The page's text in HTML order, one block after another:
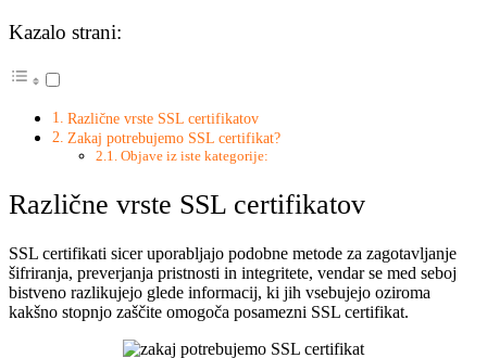
Kazalo strani:
Različne vrste SSL certifikatov
Zakaj potrebujemo SSL certifikat?
Objave iz iste kategorije:
Različne vrste SSL certifikatov
SSL certifikati sicer uporabljajo podobne metode za zagotavljanje
šifriranja, preverjanja pristnosti in integritete, vendar se med seboj
bistveno razlikujejo glede informacij, ki jih vsebujejo oziroma
kakšno stopnjo zaščite omogoča posamezni SSL certifikat.